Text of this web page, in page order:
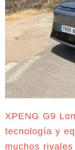
XPENG G9
tecnología y
muchos